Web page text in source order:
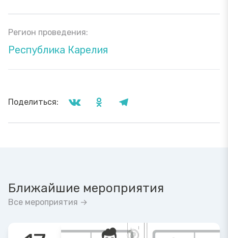
Регион проведения:
Республика Карелия
Поделиться:
Ближайшие мероприятия
Все мероприятия →